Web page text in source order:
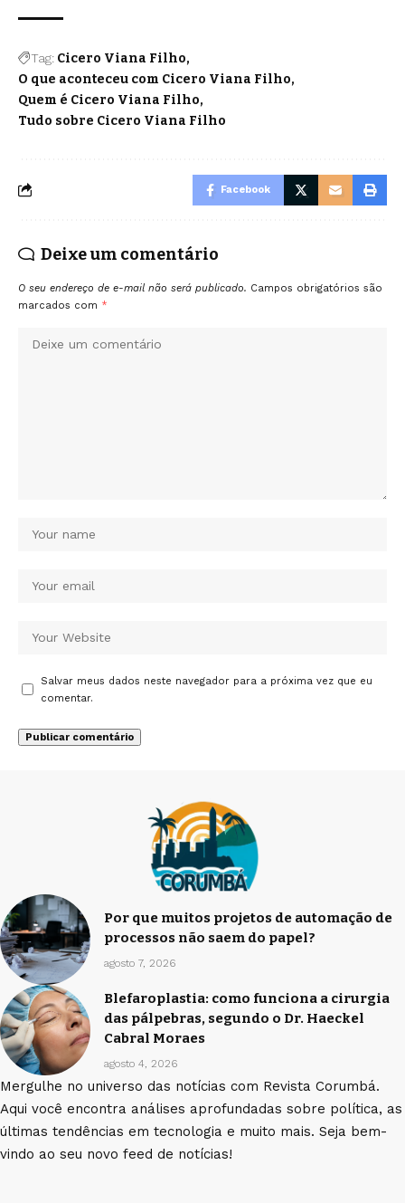
Tag: Cicero Viana Filho
O que aconteceu com Cicero Viana Filho
Quem é Cicero Viana Filho
Tudo sobre Cicero Viana Filho
Facebook
Deixe um comentário
O seu endereço de e-mail não será publicado. Campos obrigatórios são
marcados com *
Salvar meus dados neste navegador para a próxima vez que eu
comentar.
Por que muitos projetos de automação de
processos não saem do papel?
agosto 7, 2026
Blefaroplastia: como funciona a cirurgia
das pálpebras, segundo o Dr. Haeckel
Cabral Moraes
agosto 4, 2026
Mergulhe no universo das notícias com Revista Corumbá.
Aqui você encontra análises aprofundadas sobre política, as
últimas tendências em tecnologia e muito mais. Seja bem-
vindo ao seu novo feed de notícias!